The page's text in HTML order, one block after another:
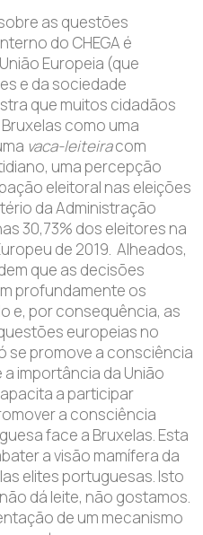
as questões
do CHEGA é
Europeia (que
e da sociedade
que muitos cidadãos
como uma
vaca-leiteiracom
uma percepção
eleitoral nas eleições
da Administração
30,73% dos eleitores na
de 2019. Alheados,
que as decisões
profundamente os
e, por consequência, as
europeias no
se promove a consciência
importância da União
a participar
a consciência
face a Bruxelas. Esta
a visão mamífera da
elites portuguesas. Isto
dá leite, não gostamos.
de um mecanismo